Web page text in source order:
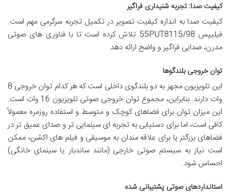
کیفیت صدا: تجربه شنیداری فراگیر
کیفیت صدا به اندازه کیفیت تصویر در تکمیل تجربه سرگرمی مهم است.
فیلیپس 55PUT8115/98 تلاش کرده است تا با فناوری های صوتی
مدرن، صدایی فراگیر و واضح ارائه دهد.
توان خروجی بلندگوها
این تلویزیون مجهز به دو بلندگوی داخلی است که هر کدام توان خروجی 8
وات دارند. بنابراین، مجموع توان خروجی صوتی تلویزیون 16 وات است.
این میزان توان برای فضاهای کوچک و متوسط و استفاده روزمره معمولاً
کافی است، اما برای دستیابی به تجربه ای سینمایی تر و صدای عمیق تر در
فضاهای بزرگتر یا برای علاقه مندان به موسیقی و فیلم های اکشن، ممکن
است نیاز به سیستم صوتی خارجی (مانند ساندبار یا سینمای خانگی)
احساس شود.
استانداردهای صوتی پشتیبانی شده